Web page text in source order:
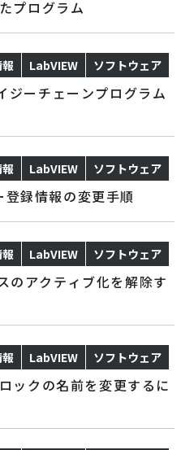
プログラム
LabVIEW ソフトウェア
ジーチェーンプログラム
LabVIEW ソフトウェア
録情報の変更手順
LabVIEW ソフトウェア
のアクティブ化を解除す
LabVIEW ソフトウェア
ックの名前を変更するに